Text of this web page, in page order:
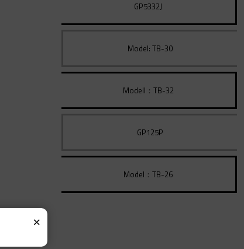
GP5332J
Model: TB-30
Modell：TB-32
GP125P
Model：TB-26
×